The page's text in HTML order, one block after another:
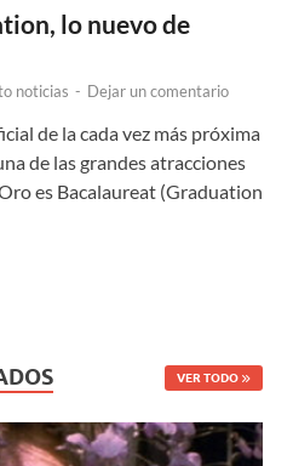
lo nuevo de
noticias - Dejar un comentario
de la cada vez más próxima
de las grandes atracciones
es Bacalaureat (Graduation
VER TODO